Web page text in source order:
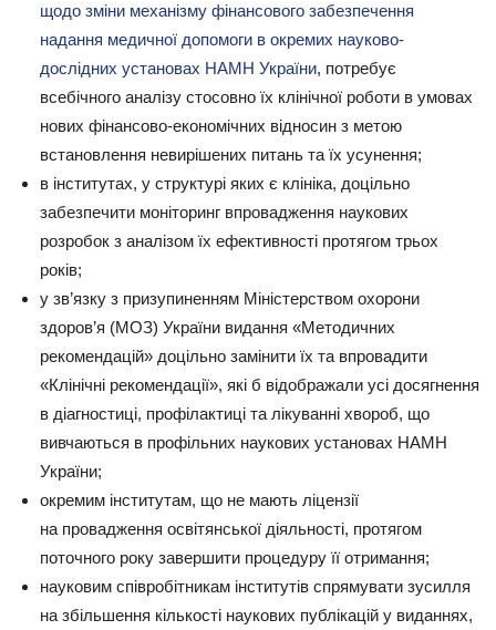
щодо зміни механізму фінансового забезпечення
надання медичної допомоги в окремих науково-
дослідних установах НАМН України, потребує
всебічного аналізу стосовно їх клінічної роботи в умовах
нових фінансово-економічних відносин з метою
встановлення невирішених питань та їх усунення;
в інститутах, у структурі яких є клініка, доцільно
забезпечити моніторинг впровадження наукових
розробок з аналізом їх ефективності протягом трьох
років;
у зв’язку з призупиненням Міністерством охорони
здоров’я (МОЗ) України видання «Методичних
рекомендацій» доцільно замінити їх та впровадити
«Клінічні рекомендації», які б відображали усі досягнення
в діагностиці, профілактиці та лікуванні хвороб, що
вивчаються в профільних наукових установах НАМН
України;
окремим інститутам, що не мають ліцензії
на провадження освітянської діяльності, протягом
поточного року завершити процедуру її отримання;
науковим співробітникам інститутів спрямувати зусилля
на збільшення кількості наукових публікацій у виданнях,